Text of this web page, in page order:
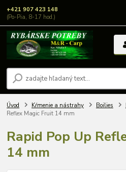
+421 907 423 148
(Po-Pia, 8-17 hod.)
Úvod Kŕmenie a nástrahy Boilies
Reflex Magic Fruit 14 mm
Rapid Pop Up
14 mm